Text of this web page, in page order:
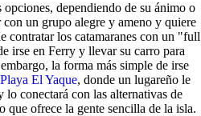
dependiendo de su ánimo o
un grupo alegre y ameno y quiere
contratar los catamaranes con un "full
irse en Ferry y llevar su carro para
la forma más simple de irse
Playa El Yaque, donde un lugareño le
conectará con las alternativas de
que ofrece la gente sencilla de la isla.